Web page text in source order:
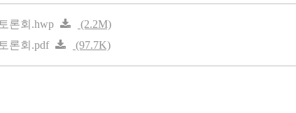
론회.hwp
(2.2M)
론회.pdf (97.7K)